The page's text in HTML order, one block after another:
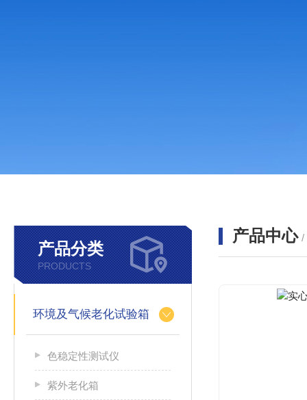
产品分类
PRODUCTS
环境及气候老化试验箱
色稳定性测试仪
紫外老化箱
产品中心 /